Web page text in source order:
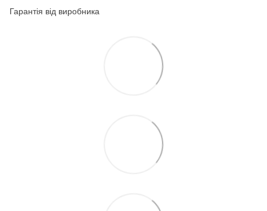
Гарантія від виробника